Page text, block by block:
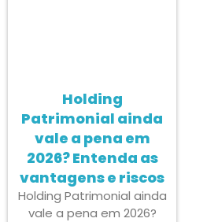
Holding
Patrimonial ainda
vale a pena em
2026? Entenda as
vantagens e riscos
Holding Patrimonial ainda
vale a pena em 2026?